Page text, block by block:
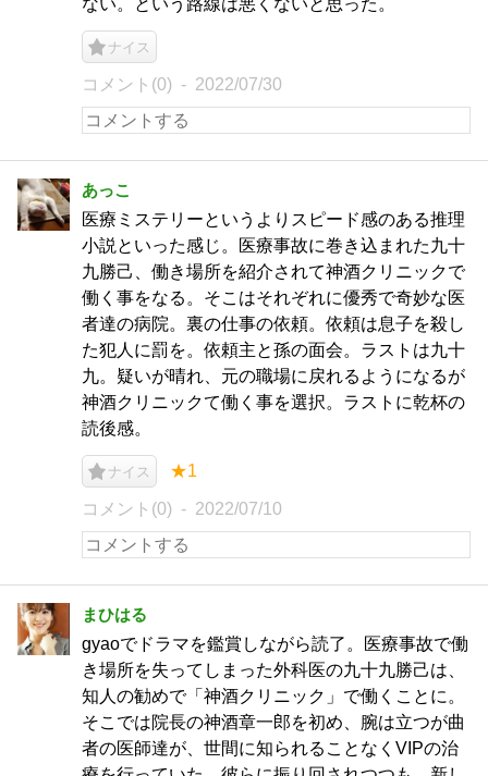
ない。という路線は悪くないと思った。
ナイス
コメント(0) 2022/07/30
あっこ
医療ミステリーというよりスピード感のある推理
小説といった感じ。医療事故に巻き込まれた九十
九勝己、働き場所を紹介されて神酒クリニックで
働く事をなる。そこはそれぞれに優秀で奇妙な医
者達の病院。裏の仕事の依頼。依頼は息子を殺し
た犯人に罰を。依頼主と孫の面会。ラストは九十
九。疑いが晴れ、元の職場に戻れるようになるが
神酒クリニックて働く事を選択。ラストに乾杯の
読後感。
ナイス ★1
コメント(0) 2022/07/10
まひはる
gyaoでドラマを鑑賞しながら読了。医療事故で働
き場所を失ってしまった外科医の九十九勝己は、
知人の勧めで「神酒クリニック」で働くことに。
そこでは院長の神酒章一郎を初め、腕は立つが曲
者の医師達が、世間に知られることなくVIPの治